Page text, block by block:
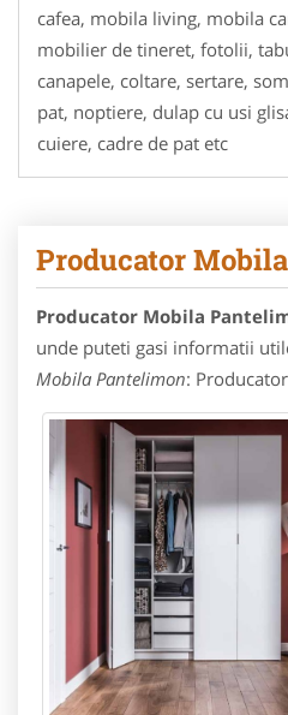
cafea, mobila living, mobila
mobilier de tineret, fotolii,
canapele, coltare, sertare,
pat, noptiere, dulap cu usi
cuiere, cadre de pat etc
Producator
Producator Mobila
unde puteti gasi informatii
Mobila Pantelimon: